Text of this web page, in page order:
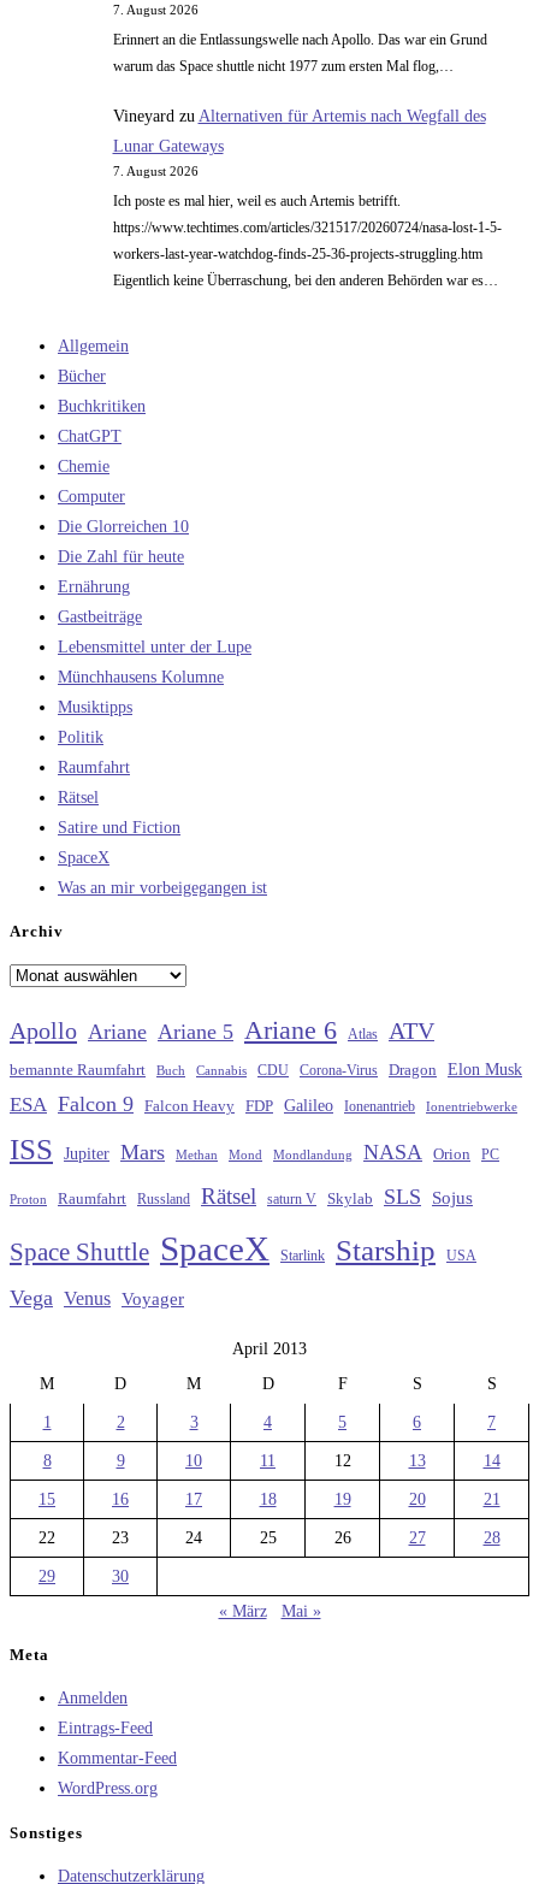
7. August 2026
Erinnert an die Entlassungswelle nach Apollo. Das war ein Grund
warum das Space shuttle nicht 1977 zum ersten Mal flog,…
Vineyard zu Alternativen für Artemis nach Wegfall des
Lunar Gateways
7. August 2026
Ich poste es mal hier, weil es auch Artemis betrifft.
https://www.techtimes.com/articles/321517/20260724/nasa-lost-1-5-
workers-last-year-watchdog-finds-25-36-projects-struggling.htm
Eigentlich keine Überraschung, bei den anderen Behörden war es…
Allgemein
Bücher
Buchkritiken
ChatGPT
Chemie
Computer
Die Glorreichen 10
Die Zahl für heute
Ernährung
Gastbeiträge
Lebensmittel unter der Lupe
Münchhausens Kolumne
Musiktipps
Politik
Raumfahrt
Rätsel
Satire und Fiction
SpaceX
Was an mir vorbeigegangen ist
Archiv
Archiv
Apollo Ariane Ariane 5 Ariane 6 Atlas ATV
bemannte Raumfahrt Buch Cannabis CDU Corona-Virus Dragon Elon Musk
ESA Falcon 9 Falcon Heavy FDP Galileo Ionenantrieb Ionentriebwerke
ISS Jupiter Mars Methan Mond Mondlandung NASA Orion PC
Proton Raumfahrt Russland Rätsel saturn V Skylab SLS Sojus
Space Shuttle SpaceX Starlink Starship USA
Vega Venus Voyager
April 2013
M
D M D F S S
1 2 3 4 5 6 7
8 9 10 11 12 13 14
15 16 17 18 19 20 21
22 23 24 25 26 27 28
29
30
« März
Mai »
Meta
Anmelden
Eintrags-Feed
Kommentar-Feed
WordPress.org
Sonstiges
Datenschutzerklärung